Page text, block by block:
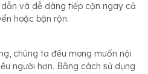
dẫn và dễ dàng tiếp cận ngay cả
hoặc bận rộn.
chúng ta đều mong muốn nội
người hơn. Bằng cách sử dụng